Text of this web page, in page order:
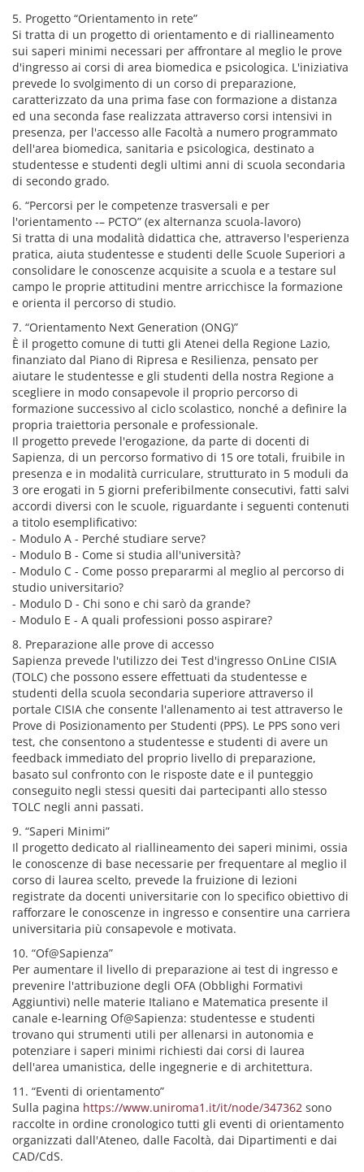
5. Progetto “Orientamento in rete”
Si tratta di un progetto di orientamento e di riallineamento
sui saperi minimi necessari per affrontare al meglio le prove
d'ingresso ai corsi di area biomedica e psicologica. L'iniziativa
prevede lo svolgimento di un corso di preparazione,
caratterizzato da una prima fase con formazione a distanza
ed una seconda fase realizzata attraverso corsi intensivi in
presenza, per l'accesso alle Facoltà a numero programmato
dell'area biomedica, sanitaria e psicologica, destinato a
studentesse e studenti degli ultimi anni di scuola secondaria
di secondo grado.
6. “Percorsi per le competenze trasversali e per
l'orientamento -– PCTO” (ex alternanza scuola-lavoro)
Si tratta di una modalità didattica che, attraverso l'esperienza
pratica, aiuta studentesse e studenti delle Scuole Superiori a
consolidare le conoscenze acquisite a scuola e a testare sul
campo le proprie attitudini mentre arricchisce la formazione
e orienta il percorso di studio.
7. “Orientamento Next Generation (ONG)”
È il progetto comune di tutti gli Atenei della Regione Lazio,
finanziato dal Piano di Ripresa e Resilienza, pensato per
aiutare le studentesse e gli studenti della nostra Regione a
scegliere in modo consapevole il proprio percorso di
formazione successivo al ciclo scolastico, nonché a definire la
propria traiettoria personale e professionale.
Il progetto prevede l'erogazione, da parte di docenti di
Sapienza, di un percorso formativo di 15 ore totali, fruibile in
presenza e in modalità curriculare, strutturato in 5 moduli da
3 ore erogati in 5 giorni preferibilmente consecutivi, fatti salvi
accordi diversi con le scuole, riguardante i seguenti contenuti
a titolo esemplificativo:
- Modulo A - Perché studiare serve?
- Modulo B - Come si studia all'università?
- Modulo C - Come posso prepararmi al meglio al percorso di
studio universitario?
- Modulo D - Chi sono e chi sarò da grande?
- Modulo E - A quali professioni posso aspirare?
8. Preparazione alle prove di accesso
Sapienza prevede l'utilizzo dei Test d'ingresso OnLine CISIA
(TOLC) che possono essere effettuati da studentesse e
studenti della scuola secondaria superiore attraverso il
portale CISIA che consente l'allenamento ai test attraverso le
Prove di Posizionamento per Studenti (PPS). Le PPS sono veri
test, che consentono a studentesse e studenti di avere un
feedback immediato del proprio livello di preparazione,
basato sul confronto con le risposte date e il punteggio
conseguito negli stessi quesiti dai partecipanti allo stesso
TOLC negli anni passati.
9. “Saperi Minimi”
Il progetto dedicato al riallineamento dei saperi minimi, ossia
le conoscenze di base necessarie per frequentare al meglio il
corso di laurea scelto, prevede la fruizione di lezioni
registrate da docenti universitarie con lo specifico obiettivo di
rafforzare le conoscenze in ingresso e consentire una carriera
universitaria più consapevole e motivata.
10. “Of@Sapienza”
Per aumentare il livello di preparazione ai test di ingresso e
prevenire l'attribuzione degli OFA (Obblighi Formativi
Aggiuntivi) nelle materie Italiano e Matematica presente il
canale e-learning Of@Sapienza: studentesse e studenti
trovano qui strumenti utili per allenarsi in autonomia e
potenziare i saperi minimi richiesti dai corsi di laurea
dell'area umanistica, delle ingegnerie e di architettura.
11. “Eventi di orientamento”
Sulla pagina https://www.uniroma1.it/it/node/347362 sono
raccolte in ordine cronologico tutti gli eventi di orientamento
organizzati dall'Ateneo, dalle Facoltà, dai Dipartimenti e dai
CAD/CdS.